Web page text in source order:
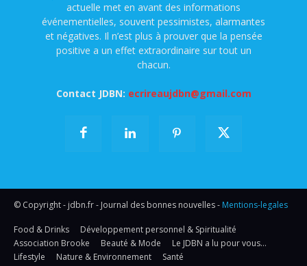
actuelle met en avant des informations
événementielles, souvent pessimistes, alarmantes
et négatives. Il n’est plus à prouver que la pensée
positive a un effet extraordinaire sur tout un
chacun.
Contact JDBN: ecrireaujdbn@gmail.com
© Copyright - jdbn.fr - Journal des bonnes nouvelles - Mentions-legales
Food & Drinks
Développement personnel & Spiritualité
Association Brooke
Beauté & Mode
Le JDBN a lu pour vous…
Lifestyle
Nature & Environnement
Santé